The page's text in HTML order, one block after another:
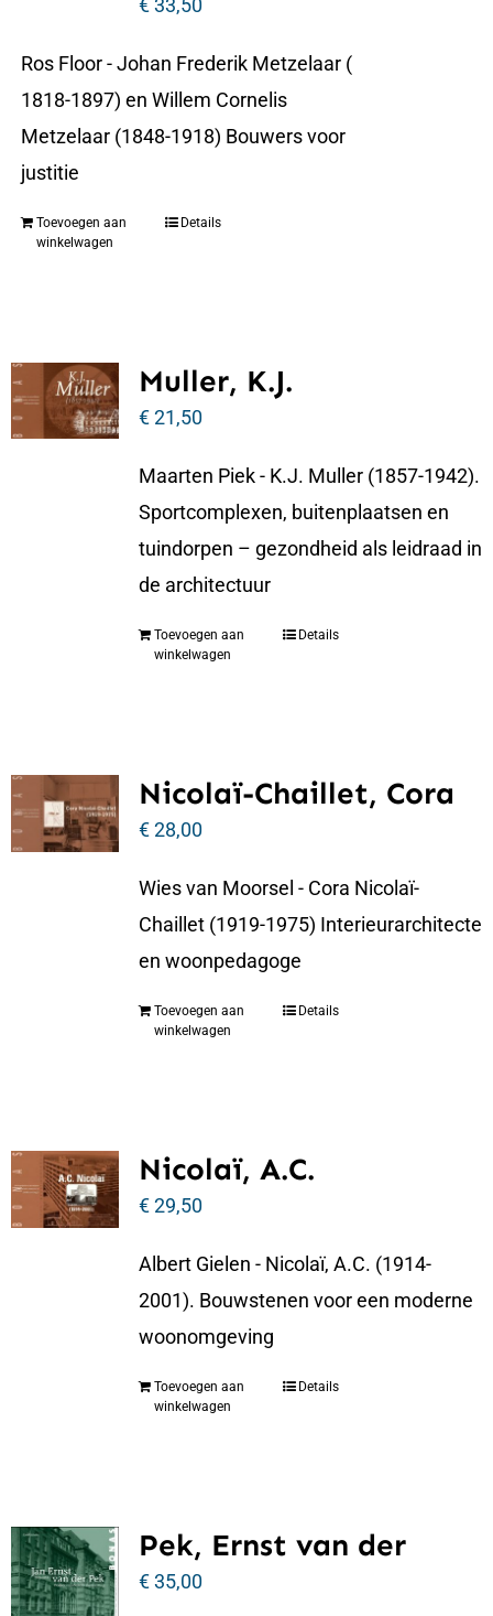
€33,50
Ros Floor - Johan Frederik Metzelaar (
1818-1897) en Willem Cornelis
Metzelaar (1848-1918) Bouwers voor
justitie
Toevoegen aan
winkelwagen
Details
Muller, K.J.
€21,50
Maarten Piek - K.J. Muller (1857-1942).
Sportcomplexen, buitenplaatsen en
tuindorpen – gezondheid als leidraad in
de architectuur
Toevoegen aan
winkelwagen
Details
Nicolaï-Chaillet, Cora
€28,00
Wies van Moorsel - Cora Nicolaï-
Chaillet (1919-1975) Interieurarchitecte
en woonpedagoge
Toevoegen aan
winkelwagen
Details
Nicolaï, A.C.
€29,50
Albert Gielen - Nicolaï, A.C. (1914-
2001). Bouwstenen voor een moderne
woonomgeving
Toevoegen aan
winkelwagen
Details
Pek, Ernst van der
€35,00